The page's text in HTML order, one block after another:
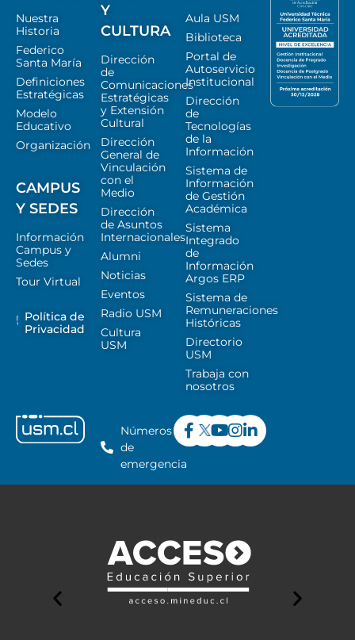
Nuestra
Historia
Federico
Santa María
Definiciones
Estratégicas
Modelo
Educativo
Organización
CAMPUS
Y SEDES
Información
Campus y
Sedes
Tour Virtual
Política de
Privacidad
Y
CULTURA
Dirección
de
Comunicaciones
Estratégicas
y Extensión
Cultural
Dirección
General de
Vinculación
con el
Medio
Dirección
de Asuntos
Internacionales
Alumni
Noticias
Eventos
Radio USM
Cultura
USM
Aula USM
Biblioteca
Portal de
Autoservicio
Institucional
Dirección
de
Tecnologías
de la
Información
Sistema de
Información
de Gestión
Académica
Sistema
Integrado
de
Información
Argos ERP
Sistema de
Remuneraciones
Históricas
Directorio
USM
Trabaja con
nosotros
Números
de
emergencia